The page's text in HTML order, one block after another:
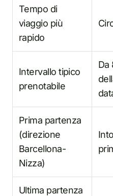
Tempo di
viaggio più
rapido
Intervallo tipico
prenotabile
Da
Prima partenza
(direzione
Barcellona-
Nizza)
Ultima partenza